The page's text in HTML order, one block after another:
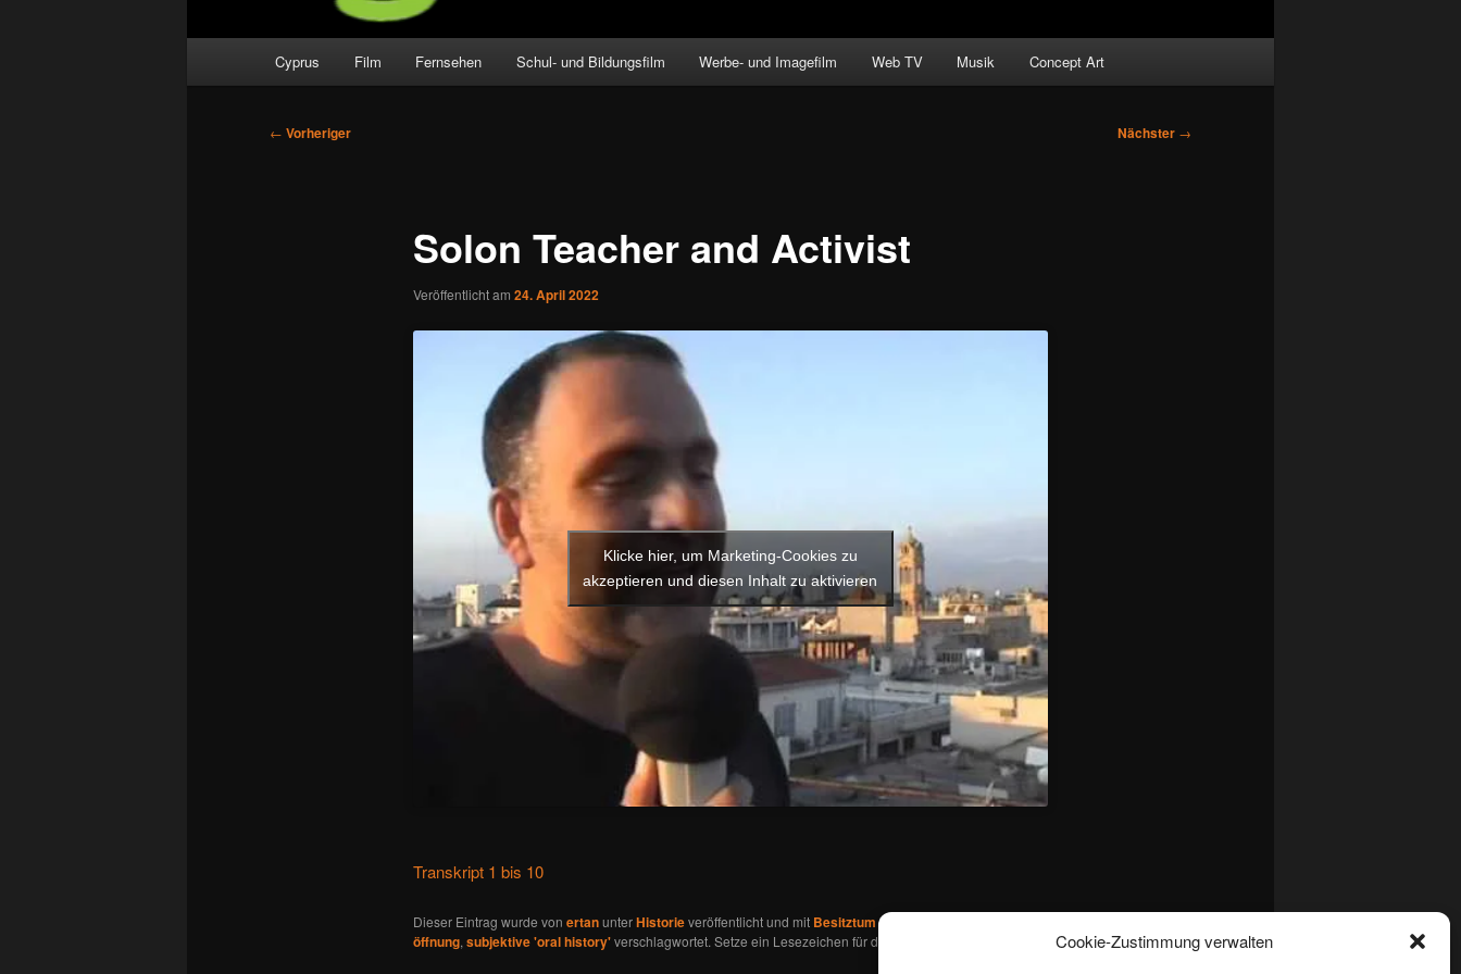
Cookie-Zustimmung verwalten
Cyprus Film Fernsehen Schul- und Bildungsfilm Werbe- und Imagefilm Web TV Musik Concept Art
Beitragsnavigation
← Vorheriger Nächster →
Solon Teacher and Activist
Veröffentlicht am 24. April 2022
Klicke hier, um Marketing-Cookies zu
akzeptieren und diesen Inhalt zu aktivieren
Transkript 1 bis 10
Dieser Eintrag wurde von ertanunterHistorieveröffentlicht und mit Besitztum und Haus
öffnung, subjektive 'oral history'verschlagwortet. Setze ein Lesezeichen für den